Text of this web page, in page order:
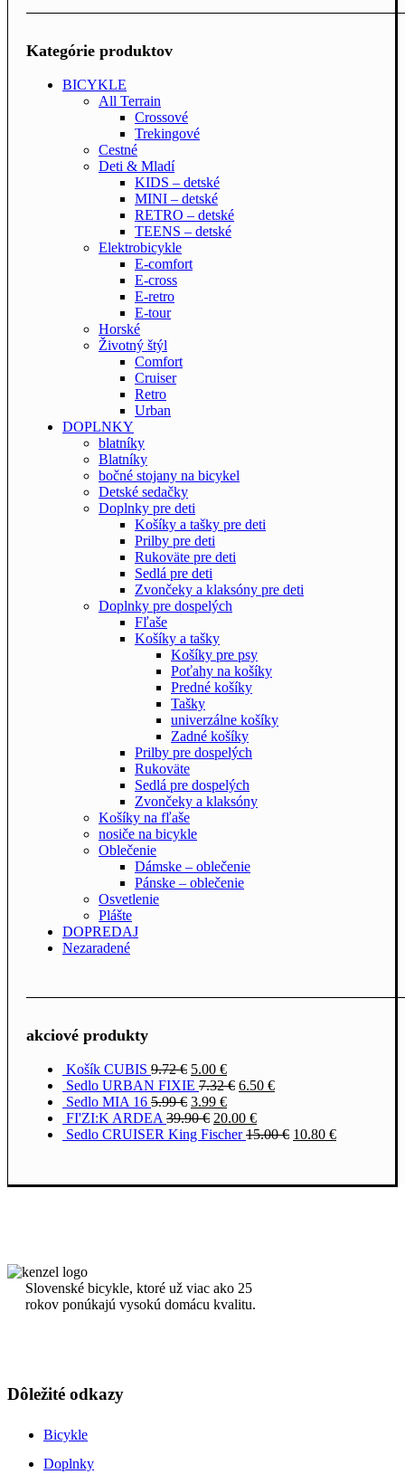
Kategórie produktov
BICYKLE
All Terrain
Crossové
Trekingové
Cestné
Deti & Mladí
KIDS – detské
MINI – detské
RETRO – detské
TEENS – detské
Elektrobicykle
E-comfort
E-cross
E-retro
E-tour
Horské
Životný štýl
Comfort
Cruiser
Retro
Urban
DOPLNKY
blatníky
Blatníky
bočné stojany na bicykel
Detské sedačky
Doplnky pre deti
Košíky a tašky pre deti
Prilby pre deti
Rukoväte pre deti
Sedlá pre deti
Zvončeky a klaksóny pre deti
Doplnky pre dospelých
Fľaše
Košíky a tašky
Košíky pre psy
Poťahy na košíky
Predné košíky
Tašky
univerzálne košíky
Zadné košíky
Prilby pre dospelých
Rukoväte
Sedlá pre dospelých
Zvončeky a klaksóny
Košíky na fľaše
nosiče na bicykle
Oblečenie
Dámske – oblečenie
Pánske – oblečenie
Osvetlenie
Plášte
DOPREDAJ
Nezaradené
akciové produkty
Košík CUBIS 9.72€ 5.00 €
Sedlo URBAN FIXIE 7.32€ 6.50 €
Sedlo MIA 16 5.99€ 3.99 €
FI'ZI:K ARDEA 39.90€ 20.00 €
Sedlo CRUISER King Fischer 15.00€ 10.80 €
Slovenské bicykle, ktoré už viac ako 25
rokov ponúkajú vysokú domácu kvalitu.
Dôležité odkazy
Bicykle
Doplnky